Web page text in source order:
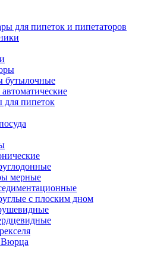
для пипеток и пипетаторов
бутылочные
пипеток
мерные
с плоским дном
Вюрца